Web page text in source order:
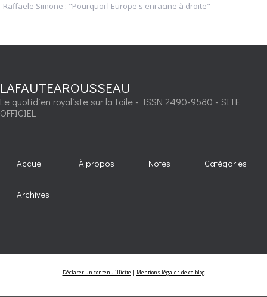
Raffaele Simone : "Pourquoi l'Europe s'enracine à droite"
LAFAUTEAROUSSEAU
Le quotidien royaliste sur la toile - ISSN 2490-9580 - SITE
OFFICIEL
Accueil À propos Notes Catégories
Archives
Déclarer un contenu illicite| Mentions légales de ce blog